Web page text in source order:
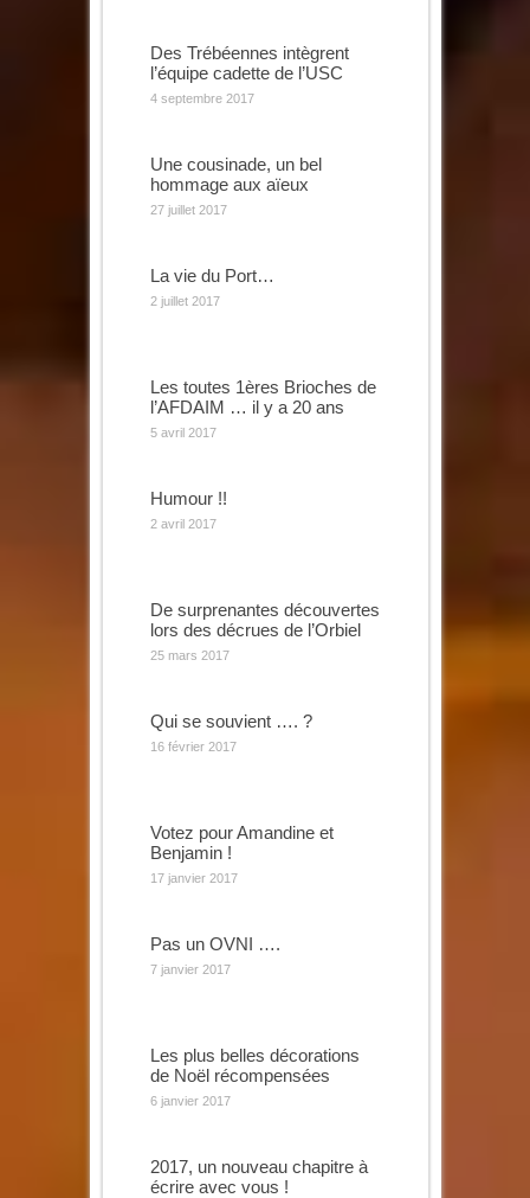
Des Trébéennes intègrent
l’équipe cadette de l’USC
4 septembre 2017
Une cousinade, un bel
hommage aux aïeux
27 juillet 2017
La vie du Port…
2 juillet 2017
Les toutes 1ères Brioches de
l’AFDAIM … il y a 20 ans
5 avril 2017
Humour !!
2 avril 2017
De surprenantes découvertes
lors des décrues de l’Orbiel
25 mars 2017
Qui se souvient …. ?
16 février 2017
Votez pour Amandine et
Benjamin !
17 janvier 2017
Pas un OVNI ….
7 janvier 2017
Les plus belles décorations
de Noël récompensées
6 janvier 2017
2017, un nouveau chapitre à
écrire avec vous !